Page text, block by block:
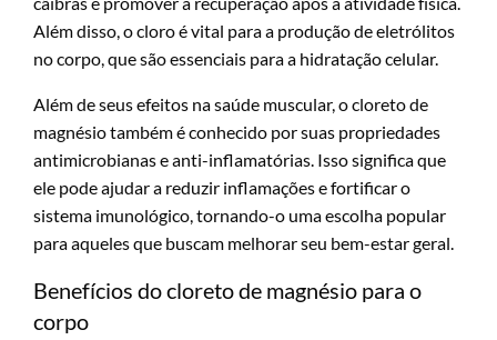
Além disso, o cloro é vital para a produção de eletrólitos
no corpo, que são essenciais para a hidratação celular.
Além de seus efeitos na saúde muscular, o cloreto de
magnésio também é conhecido por suas propriedades
antimicrobianas e anti-inflamatórias. Isso significa que
ele pode ajudar a reduzir inflamações e fortificar o
sistema imunológico, tornando-o uma escolha popular
para aqueles que buscam melhorar seu bem-estar geral.
Benefícios do cloreto de magnésio para o
corpo